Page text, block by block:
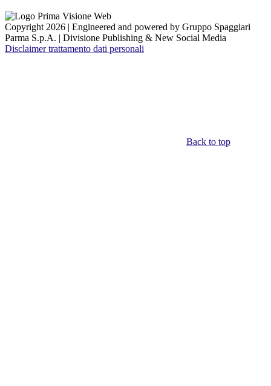
Copyright 2026 | Engineered and powered by Gruppo Spaggiari
Parma S.p.A. | Divisione Publishing & New Social Media
Disclaimer trattamento dati personali
Back to top